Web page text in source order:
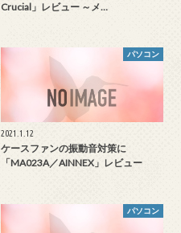
Crucial」レビュー ～メ…
パソコン
2021.1.12
ケースファンの振動音対策に
「MA023A／AINNEX」レビュー
パソコン